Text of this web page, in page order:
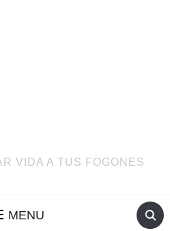
VIDA A TUS FOGONES
MENU